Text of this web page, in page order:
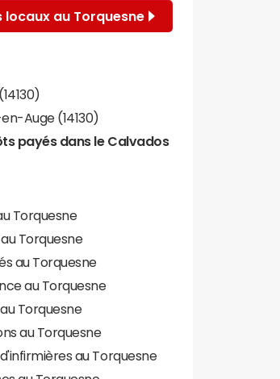
locaux au Torquesne
Auge (14130)
payés dans le Calvados
Torquesne
Torquesne
au Torquesne
au Torquesne
Torquesne
au Torquesne
au Torquesne